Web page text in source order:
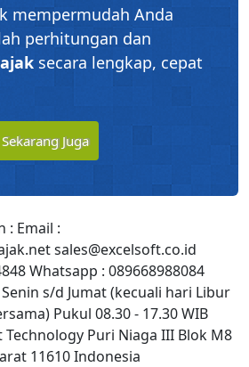
mempermudah Anda
perhitungan dan
secara lengkap, cepat
Juga
: Email :
sales@excelsoft.co.id
Whatsapp : 089668988084
s/d Jumat (kecuali hari Libur
Pukul 08.30 - 17.30 WIB
Technology Puri Niaga III Blok M8
11610 Indonesia